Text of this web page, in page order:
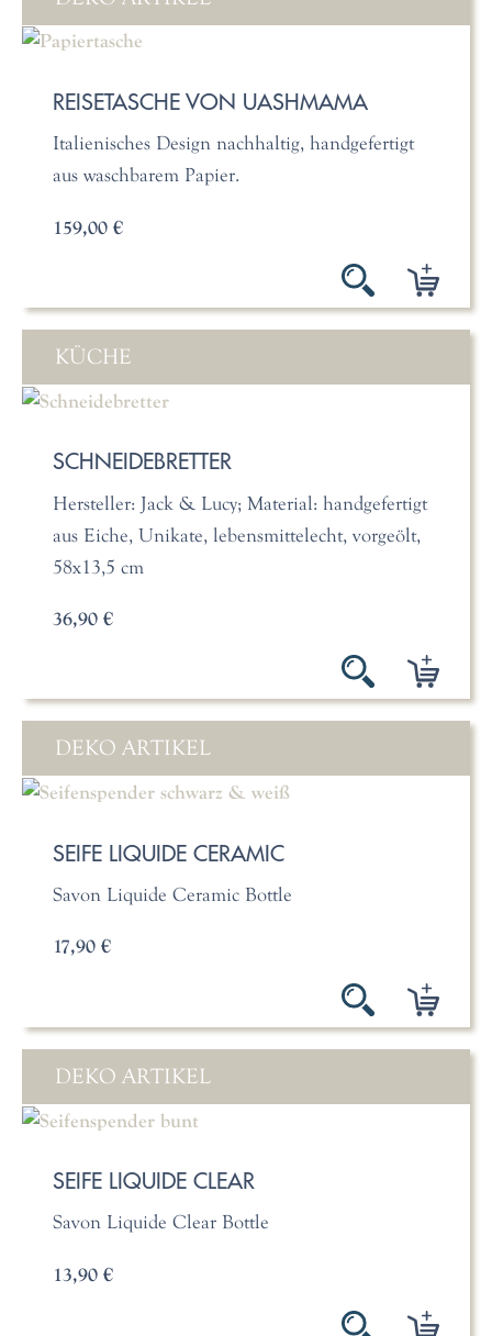
REISETASCHE VON UASHMAMA
Italienisches Design nachhaltig, handgefertigt
aus waschbarem Papier.
159,00 €
KÜCHE
SCHNEIDEBRETTER
Hersteller: Jack & Lucy; Material: handgefertigt
aus Eiche, Unikate, lebensmittelecht, vorgeölt,
58x13,5 cm
36,90 €
DEKO ARTIKEL
SEIFE LIQUIDE CERAMIC
Savon Liquide Ceramic Bottle
17,90 €
DEKO ARTIKEL
SEIFE LIQUIDE CLEAR
Savon Liquide Clear Bottle
13,90 €